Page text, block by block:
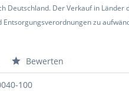
Deutschland. Der Verkauf in Länder
Entsorgungsverordnungen zu
Bewerten
100